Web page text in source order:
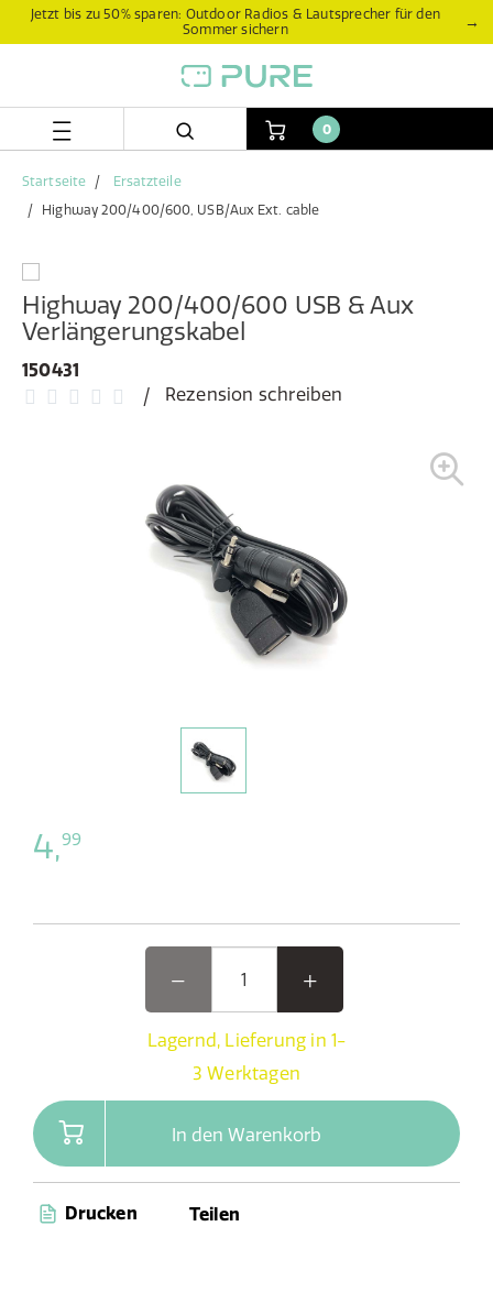
Zum
ZumJetzt bis zu 50% sparen: Outdoor Radios & Lautsprecher für den
Sommer sichern
→
0
Startseite
Ersatzteile
Highway 200/400/600, USB/Aux Ext. cable
Highway 200/400/600 USB & Aux
Verlängerungskabel
150431
Rezension schreiben
4,99
Lagernd, Lieferung in 1-
3 Werktagen
In den Warenkorb
Drucken Teilen